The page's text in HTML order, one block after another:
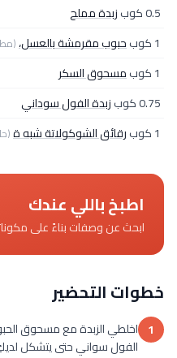
0.5 كوب
زبدة مملح
1 كوب
حبوب مقرمشة بالعسل،
1 كوب
مسحوق السكر
0.75 كوب
زبدة الفول سوداني
1 كوب
رقائق الشوكولاتة شبه ة
اطبخ باللي عندك
ابحث عن وصفات بناءً على
خطوات التحضير
1 اخلطي الزبدة مع مسحوق
الفول سواني حتى يتشكل